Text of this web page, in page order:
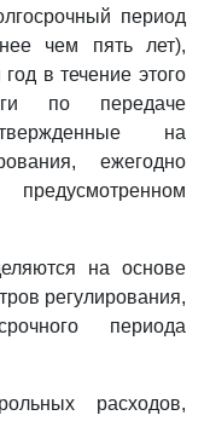
период
чем пять лет),
в течение этого
по передаче
на
ежегодно
на основе
регулирования,
периода
расходов,